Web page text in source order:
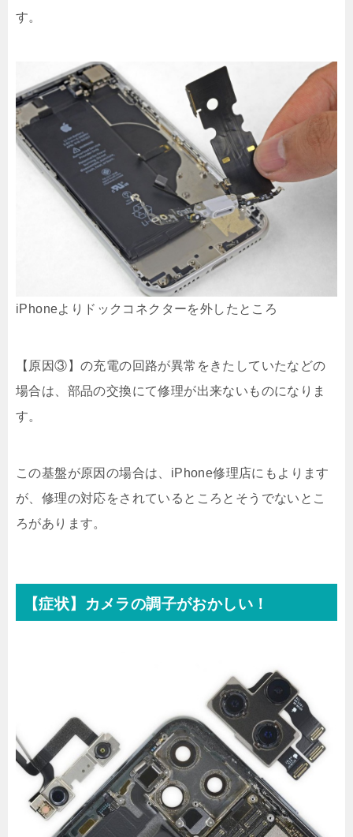
す。
iPhoneよりドックコネクターを外したところ
【原因③】の充電の回路が異常をきたしていたなどの
場合は、部品の交換にて修理が出来ないものになりま
す。
この基盤が原因の場合は、iPhone修理店にもよります
が、修理の対応をされているところとそうでないとこ
ろがあります。
【症状】カメラの調子がおかしい！